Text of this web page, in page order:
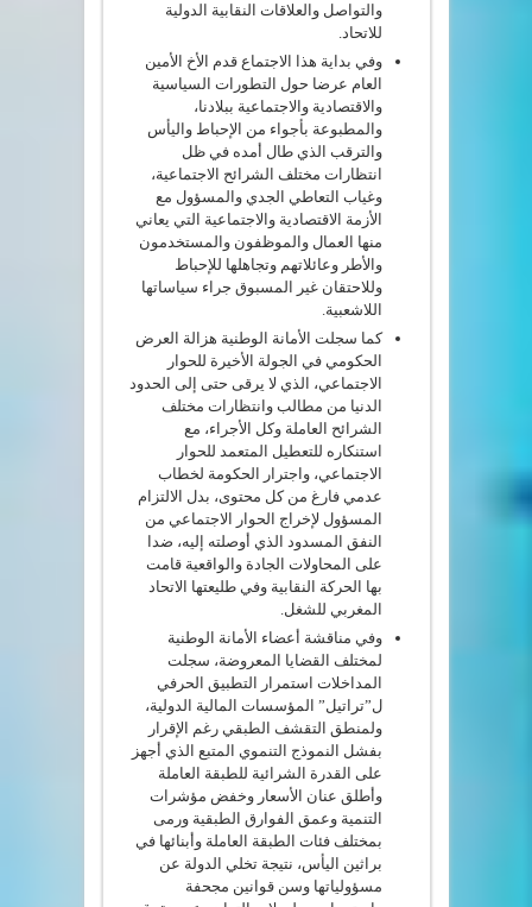
والتواصل والعلاقات النقابية الدولية
للاتحاد.
وفي بداية هذا الاجتماع قدم الأخ الأمين
العام عرضا حول التطورات السياسية
والاقتصادية والاجتماعية ببلادنا،
والمطبوعة بأجواء من الإحباط واليأس
والترقب الذي طال أمده في ظل
انتظارات مختلف الشرائح الاجتماعية،
وغياب التعاطي الجدي والمسؤول مع
الأزمة الاقتصادية والاجتماعية التي يعاني
منها العمال والموظفون والمستخدمون
والأطر وعائلاتهم وتجاهلها للإحباط
وللاحتقان غير المسبوق جراء سياساتها
اللاشعبية.
كما سجلت الأمانة الوطنية هزالة العرض
الحكومي في الجولة الأخيرة للحوار
الاجتماعي، الذي لا يرقى حتى إلى الحدود
الدنيا من مطالب وانتظارات مختلف
الشرائح العاملة وكل الأجراء، مع
استنكاره للتعطيل المتعمد للحوار
الاجتماعي، واجترار الحكومة لخطاب
عدمي فارغ من كل محتوى، بدل الالتزام
المسؤول لإخراج الحوار الاجتماعي من
النفق المسدود الذي أوصلته إليه، ضدا
على المحاولات الجادة والواقعية قامت
بها الحركة النقابية وفي طليعتها الاتحاد
المغربي للشغل.
وفي مناقشة أعضاء الأمانة الوطنية
لمختلف القضايا المعروضة، سجلت
المداخلات استمرار التطبيق الحرفي
ل”تراتيل” المؤسسات المالية الدولية،
ولمنطق التقشف الطبقي رغم الإقرار
بفشل النموذج التنموي المتبع الذي أجهز
على القدرة الشرائية للطبقة العاملة
وأطلق عنان الأسعار وخفض مؤشرات
التنمية وعمق الفوارق الطبقية ورمى
بمختلف فئات الطبقة العاملة وأبنائها في
براثين اليأس، نتيجة تخلي الدولة عن
مسؤولياتها وسن قوانين مجحفة